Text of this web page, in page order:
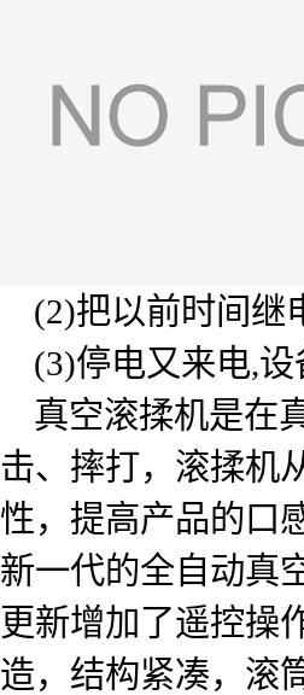
(2)把以前时间继
(3)停电又来电,设
真空滚揉机是在
击、摔打，滚揉机
性，提高产品的口
新一代的全自动真
更新增加了遥控操
造，结构紧凑，滚